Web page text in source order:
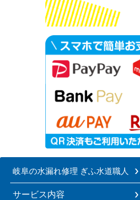
岐阜の水漏れ修理 ぎふ水道職人
サービス内容